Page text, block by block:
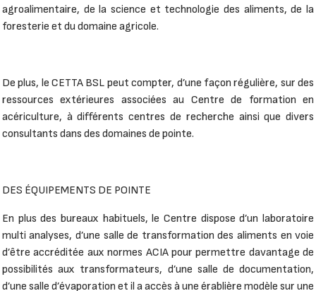
agroalimentaire, de la science et technologie des aliments, de la
foresterie et du domaine agricole.
De plus, le CETTA BSL peut compter, d’une façon régulière, sur des
ressources extérieures associées au Centre de formation en
acériculture, à différents centres de recherche ainsi que divers
consultants dans des domaines de pointe.
DES ÉQUIPEMENTS DE POINTE
En plus des bureaux habituels, le Centre dispose d’un laboratoire
multi analyses, d’une salle de transformation des aliments en voie
d’être accréditée aux normes ACIA pour permettre davantage de
possibilités aux transformateurs, d’une salle de documentation,
d’une salle d’évaporation et il a accès à une érablière modèle sur une